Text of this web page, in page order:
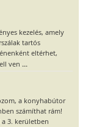
kezelés, amely
tartós
eltérhet,
ven ...
a konyhabútor
számíthat rám!
3. kerületben